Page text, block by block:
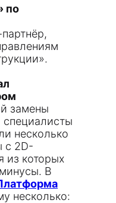
по
замены
несколько
с 2D-
из которых
В
несколько: